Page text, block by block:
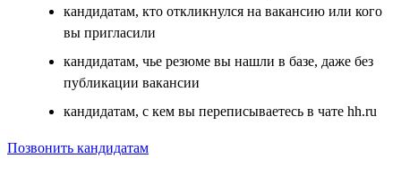
кандидатам, кто откликнулся на вакансию или кого
вы пригласили
кандидатам, чье резюме вы нашли в базе, даже без
публикации вакансии
кандидатам, с кем вы переписываетесь в чате hh.ru
Позвонить кандидатам